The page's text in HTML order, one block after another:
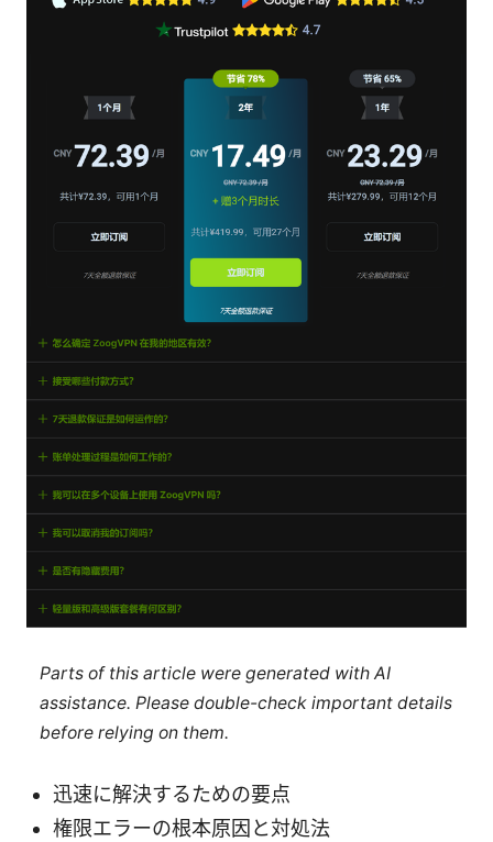
Parts of this article were generated with AI
assistance. Please double-check important details
before relying on them.
迅速に解決するための要点
権限エラーの根本原因と対処法